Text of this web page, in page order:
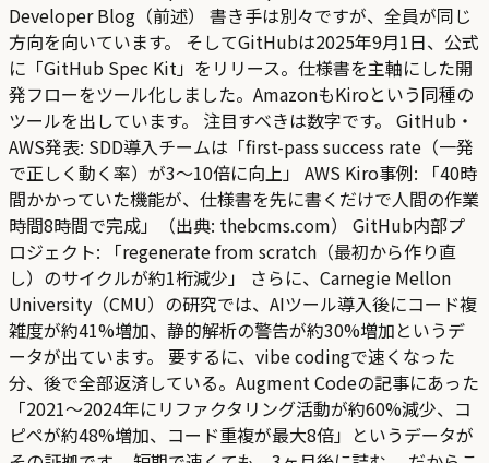
Developer Blog（前述） 書き手は別々ですが、全員が同じ
方向を向いています。 そしてGitHubは2025年9月1日、公式
に「GitHub Spec Kit」をリリース。仕様書を主軸にした開
発フローをツール化しました。AmazonもKiroという同種の
ツールを出しています。 注目すべきは数字です。 GitHub・
AWS発表: SDD導入チームは「first-pass success rate（一発
で正しく動く率）が3〜10倍に向上」 AWS Kiro事例: 「40時
間かかっていた機能が、仕様書を先に書くだけで人間の作業
時間8時間で完成」（出典: thebcms.com） GitHub内部プ
ロジェクト: 「regenerate from scratch（最初から作り直
し）のサイクルが約1桁減少」 さらに、Carnegie Mellon
University（CMU）の研究では、AIツール導入後にコード複
雑度が約41%増加、静的解析の警告が約30%増加というデ
ータが出ています。 要するに、vibe codingで速くなった
分、後で全部返済している。Augment Codeの記事にあった
「2021〜2024年にリファクタリング活動が約60%減少、コ
ピペが約48%増加、コード重複が最大8倍」というデータが